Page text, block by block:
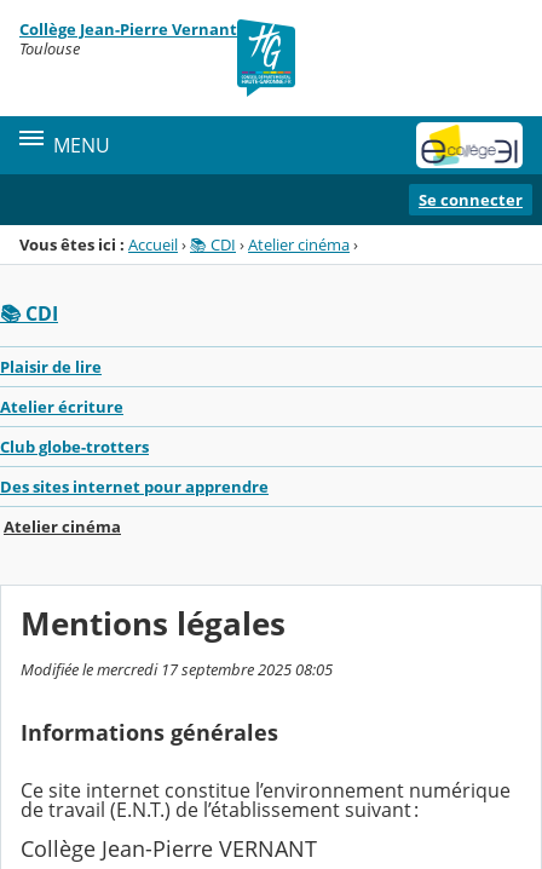
Menu de la rubrique
Contenu
Collège Jean-Pierre Vernant
Toulouse
MENU
Se connecter
Vous êtes ici : Accueil›📚 CDI ›Atelier cinéma›
📚 CDI
Plaisir de lire
Atelier écriture
Club globe-trotters
Des sites internet pour apprendre
Atelier cinéma
Mentions légales
Modifiée le mercredi 17 septembre 2025 08:05
Informations générales
Ce site internet constitue l’environnement numérique
de travail (E.N.T.) de l’établissement suivant :
Collège Jean-Pierre VERNANT